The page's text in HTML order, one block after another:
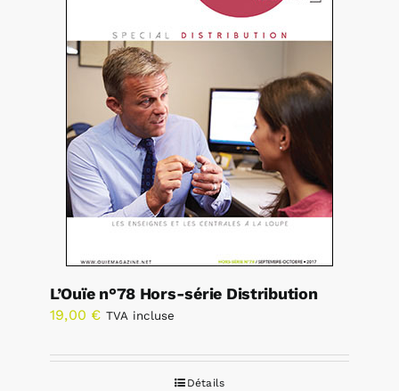
L’Ouïe n°78 Hors-série Distribution
19,00 € TVA incluse
Détails